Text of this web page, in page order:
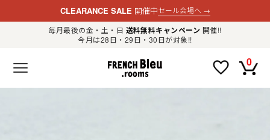
CLEARANCE SALE 開催中セール会場へ →
毎月最後の金・土・日 送料無料キャンペーン 開催!!
今月は28日・29日・30日が対象!!
F
R
N
0
ログイン